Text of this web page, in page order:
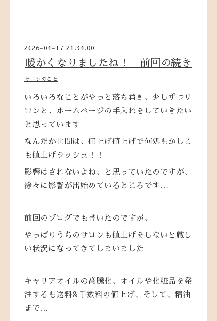
2026-04-17 21:34:00
暖かくなりましたね！ 前回の続き
サロンのこと
いろいろなことがやっと落ち着き、少しずつサ
ロンと、ホームページの手入れをしていきたい
と思っています
なんだか世間は、値上げ値上げで何処もかしこ
も値上げラッシュ！！
影響はされないよね、と思っていたのですが、
徐々に影響が出始めているところです…
前回のブログでも書いたのですが、
やっぱりうちのサロンも値上げをしないと厳し
い状況になってきてしまいました
キャリアオイルの高騰化、オイルや化粧品を発
注するも送料&手数料の値上げ、そして、精油
まで…